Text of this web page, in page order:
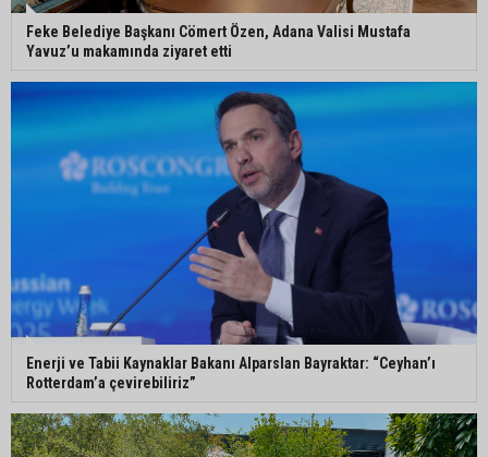
Feke Belediye Başkanı Cömert Özen, Adana Valisi Mustafa
Yavuz’u makamında ziyaret etti
Enerji ve Tabii Kaynaklar Bakanı Alparslan Bayraktar: “Ceyhan’ı
Rotterdam’a çevirebiliriz”